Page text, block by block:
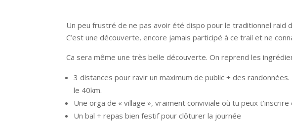
Un peu frustré de ne pas avoir été dispo pour le traditionnel raid
C’est une découverte, encore jamais participé à ce trail et ne
Ca sera même une très belle découverte. On reprend les
3 distances pour ravir un maximum de public + des
le 40km.
Une orga de « village », vraiment conviviale où tu peux
Un bal + repas bien festif pour clôturer la journée